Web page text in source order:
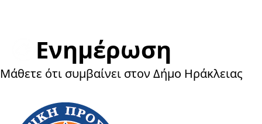
Eνημέρωση
Μάθετε ότι συμβαίνει στον Δήμο Ηράκλειας